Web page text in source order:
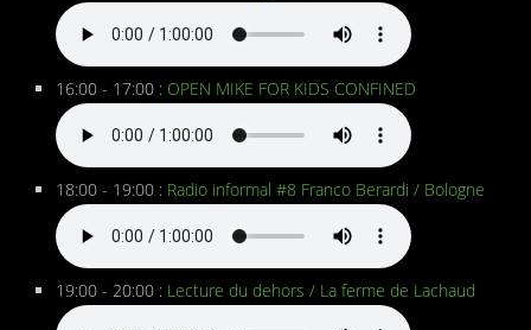
16:00 - 17:00 : OPEN MIKE FOR KIDS CONFINED
18:00 - 19:00 : Radio informal #8 Franco Berardi / Bologne
19:00 - 20:00 : Lecture du dehors / La ferme de Lachaud